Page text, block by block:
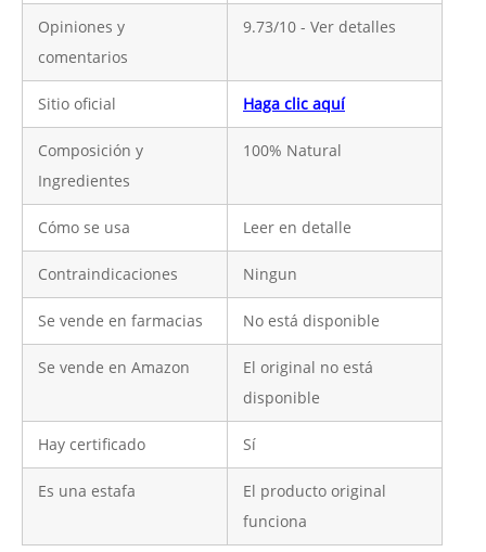
Opiniones y
comentarios
9.73/10 - Ver detalles
Sitio oficial Haga clic aquí
Composición y
Ingredientes
100% Natural
Cómo se usa Leer en detalle
Contraindicaciones Ningun
Se vende en farmacias No está disponible
Se vende en Amazon
El original no está
disponible
Hay certificado Sí
Es una estafa
El producto original
funciona